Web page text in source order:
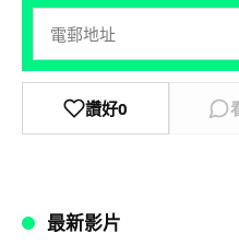
讚好0
最新影片